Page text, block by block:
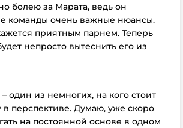
болею за Марата, ведь он
команды очень важные нюансы.
приятным парнем. Теперь
непросто вытеснить его из
один из немногих, на кого стоит
в перспективе. Думаю, уже скоро
на постоянной основе в одном